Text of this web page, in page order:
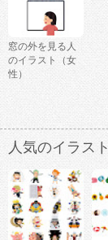
窓の外を見る人
のイラスト（女
性）
人気のイラスト